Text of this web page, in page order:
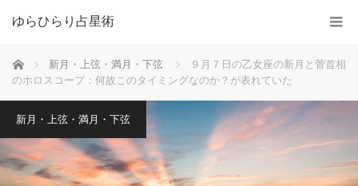
ゆらひらり占星術
ホーム 新月・上弦・満月・下弦
９月７日の乙女座の新月と菅首相
のホロスコープ：何故このタイミングなのか？が表れていた
新月・上弦・満月・下弦